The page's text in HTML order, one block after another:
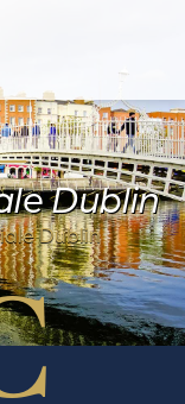
Dublin
Dublin